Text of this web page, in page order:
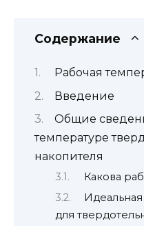
Содержание
Рабочая
Введение
Общие
температуре
накопителя
Какова
для